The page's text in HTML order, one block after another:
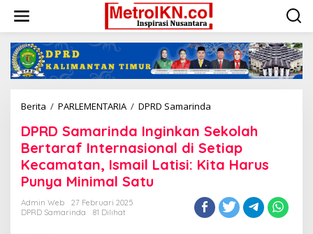
konten
Berita / PARLEMENTARIA / DPRD Samarinda
Inginkan
Sekolah
Bertaraf
Internasional
Kecamatan,
Ismail
DPRD Samarinda Inginkan Sekolah
Bertaraf Internasional di Setiap
Kecamatan, Ismail Latisi: Kita Harus
Punya Minimal Satu
Admin Web
27 Februari 2025
DPRD Samarinda
81 Dilihat